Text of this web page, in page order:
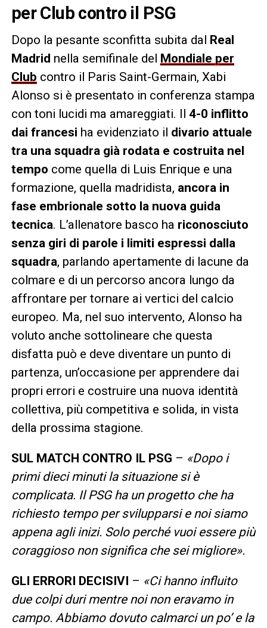
per Club contro il PSG
Dopo la pesante sconfitta subita dal Real
Madrid nella semifinale del Mondiale per
Club contro il Paris Saint-Germain, Xabi
Alonso si è presentato in conferenza stampa
con toni lucidi ma amareggiati. Il 4-0 inflitto
dai francesi ha evidenziato il divario attuale
tra una squadra già rodata e costruita nel
tempo come quella di Luis Enrique e una
formazione, quella madridista, ancora in
fase embrionale sotto la nuova guida
tecnica. L’allenatore basco ha riconosciuto
senza giri di parole i limiti espressi dalla
squadra, parlando apertamente di lacune da
colmare e di un percorso ancora lungo da
affrontare per tornare ai vertici del calcio
europeo. Ma, nel suo intervento, Alonso ha
voluto anche sottolineare che questa
disfatta può e deve diventare un punto di
partenza, un’occasione per apprendere dai
propri errori e costruire una nuova identità
collettiva, più competitiva e solida, in vista
della prossima stagione.
SUL MATCH CONTRO IL PSG – «Dopo i
primi dieci minuti la situazione si è
complicata. Il PSG ha un progetto che ha
richiesto tempo per svilupparsi e noi siamo
appena agli inizi. Solo perché vuoi essere più
coraggioso non significa che sei migliore».
GLI ERRORI DECISIVI – «Ci hanno influito
due colpi duri mentre noi non eravamo in
campo. Abbiamo dovuto calmarci un po’ e la